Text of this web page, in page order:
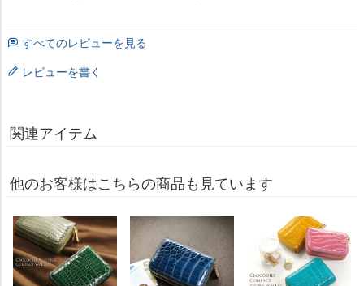
すべてのレビューを見る
レビューを書く
関連アイテム
他のお客様はこちらの商品も見ています